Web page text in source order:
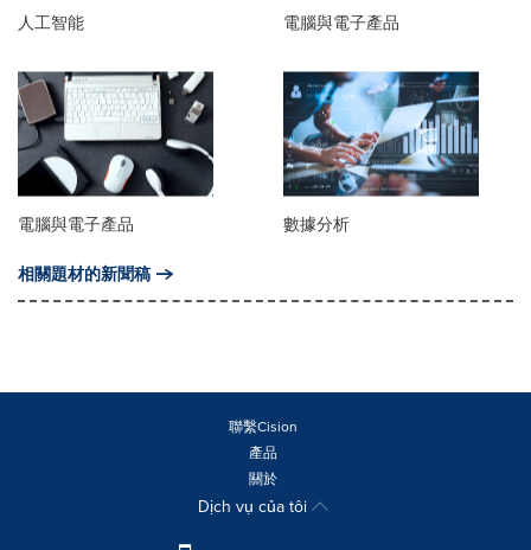
人工智能 電腦與電子產品
電腦與電子產品 數據分析
相關題材的新聞稿
聯繫Cision
產品
關於
Dịch vụ của tôi